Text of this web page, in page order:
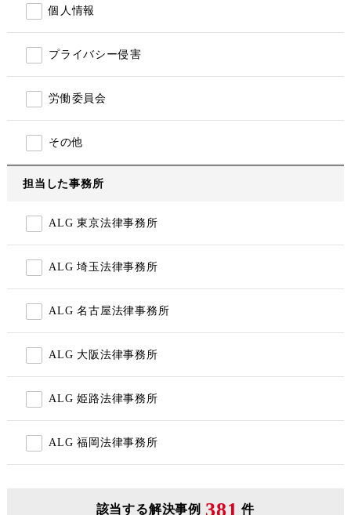
個人情報
プライバシー侵害
労働委員会
その他
担当した事務所
ALG 東京法律事務所
ALG 埼玉法律事務所
ALG 名古屋法律事務所
ALG 大阪法律事務所
ALG 姫路法律事務所
ALG 福岡法律事務所
該当する解決事例 381 件